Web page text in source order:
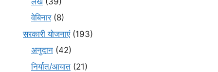
वेबिनार(8)
सरकारी योजनाएं(193)
अनुदान (42)
निर्यात/आयात (21)